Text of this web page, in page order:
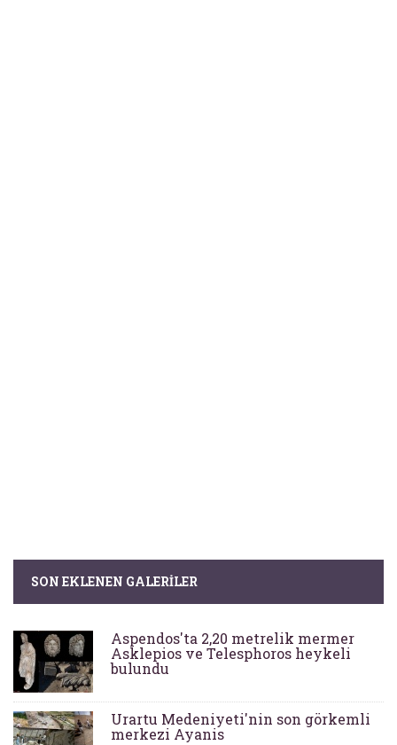
SON EKLENEN GALERILER
Aspendos'ta 2,20 metrelik mermer
Asklepios ve Telesphoros heykeli
bulundu
Urartu Medeniyeti'nin son görkemli
merkezi Ayanis